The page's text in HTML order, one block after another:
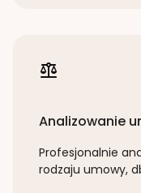
Analizowanie
Profesjonalnie
rodzaju umowy,